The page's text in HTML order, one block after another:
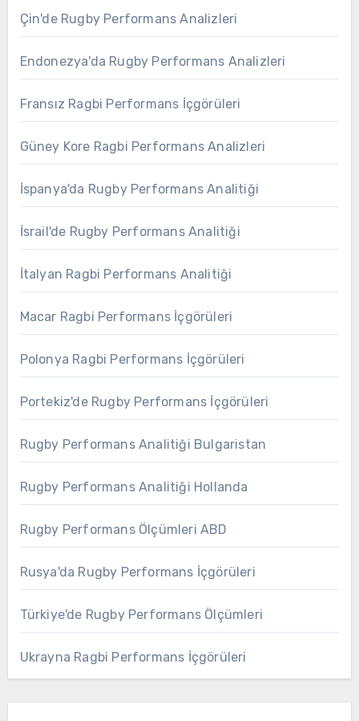
Çin'de Rugby Performans Analizleri
Endonezya'da Rugby Performans Analizleri
Fransız Ragbi Performans İçgörüleri
Güney Kore Ragbi Performans Analizleri
İspanya'da Rugby Performans Analitiği
İsrail'de Rugby Performans Analitiği
İtalyan Ragbi Performans Analitiği
Macar Ragbi Performans İçgörüleri
Polonya Ragbi Performans İçgörüleri
Portekiz'de Rugby Performans İçgörüleri
Rugby Performans Analitiği Bulgaristan
Rugby Performans Analitiği Hollanda
Rugby Performans Ölçümleri ABD
Rusya'da Rugby Performans İçgörüleri
Türkiye'de Rugby Performans Ölçümleri
Ukrayna Ragbi Performans İçgörüleri